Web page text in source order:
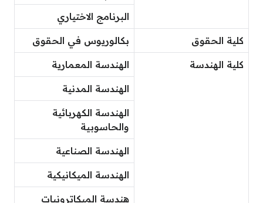
البرنامج الاختياري
كلية الحقوق بكالوريوس في الحقوق
كلية الهندسة الهندسة المعمارية
الهندسة المدنية
الهندسة الكهربائية
والحاسوبية
الهندسة الصناعية
الهندسة الميكانيكية
هندسة الميكاترونيات